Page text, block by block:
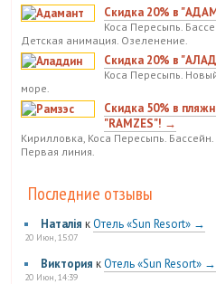
Скидка 20% в
Коса Пересыпь.
Детская анимация. Озеленение.
Скидка 20% в
Коса Пересыпь.
море.
Скидка 50% в
"RAMZES"! →
Кирилловка, Коса Пересыпь.
Первая линия.
Последние отзывы
Наталія кОтель «Sun Resort» →
20 Июн, 15:07
Виктория кОтель «Sun Resort» →
20 Июн, 14:39